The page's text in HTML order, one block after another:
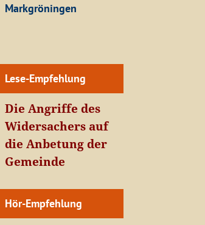
Markgröningen
Lese-Empfehlung
Die Angriffe des
Widersachers auf
die Anbetung der
Gemeinde
Hör-Empfehlung